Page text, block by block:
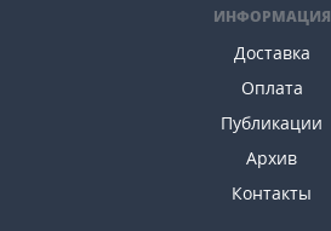
ИНФОРМАЦИЯ
Доставка
Оплата
Публикации
Архив
Контакты